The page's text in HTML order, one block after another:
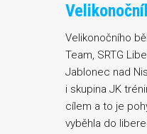
Velikonočního
Team, SRTG
Jablonec nad
i skupina JK
cílem a to je
vyběhla do